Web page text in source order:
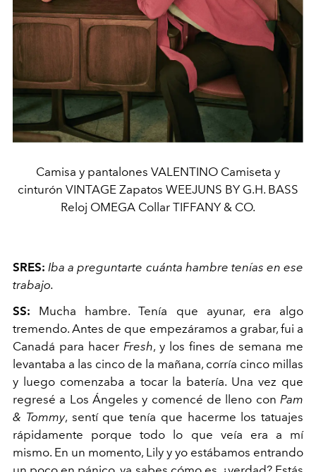
Camisa y pantalones VALENTINO Camiseta y
cinturón VINTAGE Zapatos WEEJUNS BY G.H. BASS
Reloj OMEGA Collar TIFFANY & CO.
SRES: Iba a preguntarte cuánta hambre tenías en ese
trabajo.
SS: Mucha hambre. Tenía que ayunar, era algo
tremendo. Antes de que empezáramos a grabar, fui a
Canadá para hacer Fresh, y los fines de semana me
levantaba a las cinco de la mañana, corría cinco millas
y luego comenzaba a tocar la batería. Una vez que
regresé a Los Ángeles y comencé de lleno con Pam
& Tommy, sentí que tenía que hacerme los tatuajes
rápidamente porque todo lo que veía era a mí
mismo. En un momento, Lily y yo estábamos entrando